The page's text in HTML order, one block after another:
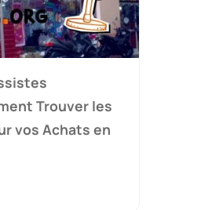
Trouver les
vos Achats en